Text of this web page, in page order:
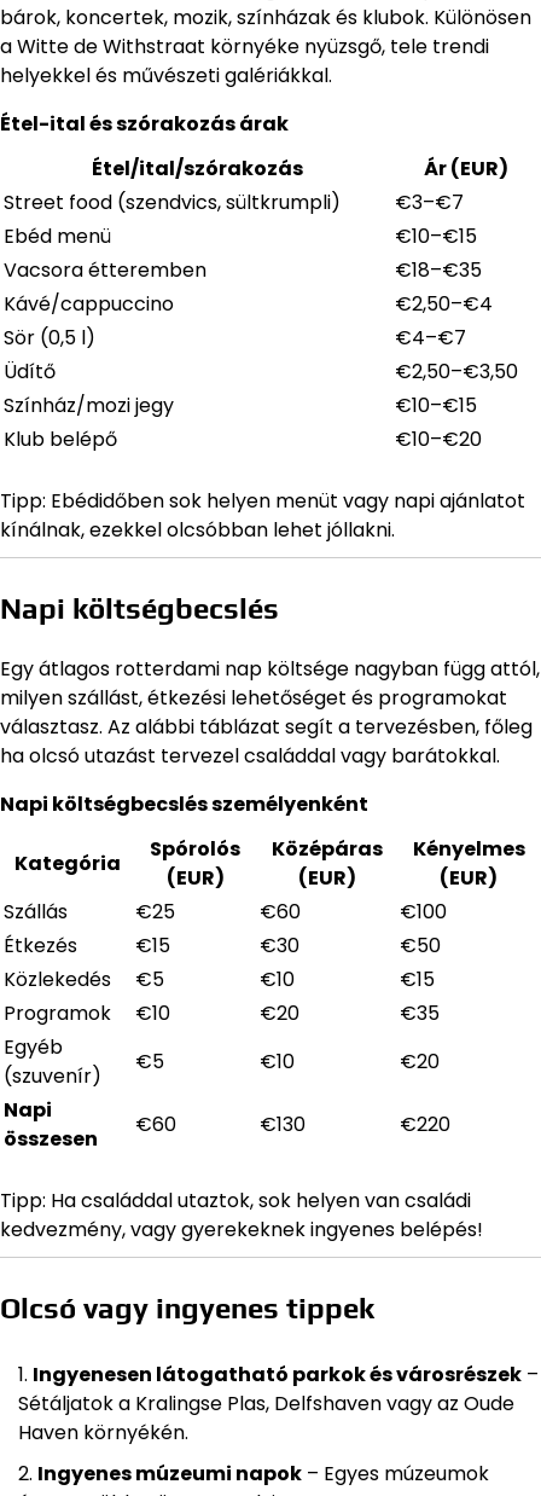
bárok, koncertek, mozik, színházak és klubok. Különösen
a Witte de Withstraat környéke nyüzsgő, tele trendi
helyekkel és művészeti galériákkal.
Étel-ital és szórakozás árak
Étel/ital/szórakozás
Ár (EUR)
Street food (szendvics, sültkrumpli)
€3–€7
Ebéd menü
€10–€15
Vacsora étteremben
€18–€35
Kávé/cappuccino
€2,50–€4
Sör (0,5 l)
€4–€7
Üdítő
€2,50–€3,50
Színház/mozi jegy
€10–€15
Klub belépő
€10–€20
Tipp: Ebédidőben sok helyen menüt vagy napi ajánlatot
kínálnak, ezekkel olcsóbban lehet jóllakni.
Napi költségbecslés
Egy átlagos rotterdami nap költsége nagyban függ attól,
milyen szállást, étkezési lehetőséget és programokat
választasz. Az alábbi táblázat segít a tervezésben, főleg
ha olcsó utazást tervezel családdal vagy barátokkal.
Napi költségbecslés személyenként
Kategória
Spórolós
(EUR)
Középáras
(EUR)
Kényelmes
(EUR)
Szállás
€25 €60
€100
Étkezés
€15 €30
€50
Közlekedés
€5 €10
€15
Programok
€10 €20
€35
Egyéb
(szuvenír)
€5 €10
€20
Napi
összesen
€60 €130 €220
Tipp: Ha családdal utaztok, sok helyen van családi
kedvezmény, vagy gyerekeknek ingyenes belépés!
Olcsó vagy ingyenes tippek
Ingyenesen látogatható parkok és városrészek –
Sétáljatok a Kralingse Plas, Delfshaven vagy az Oude
Haven környékén.
Ingyenes múzeumi napok – Egyes múzeumok